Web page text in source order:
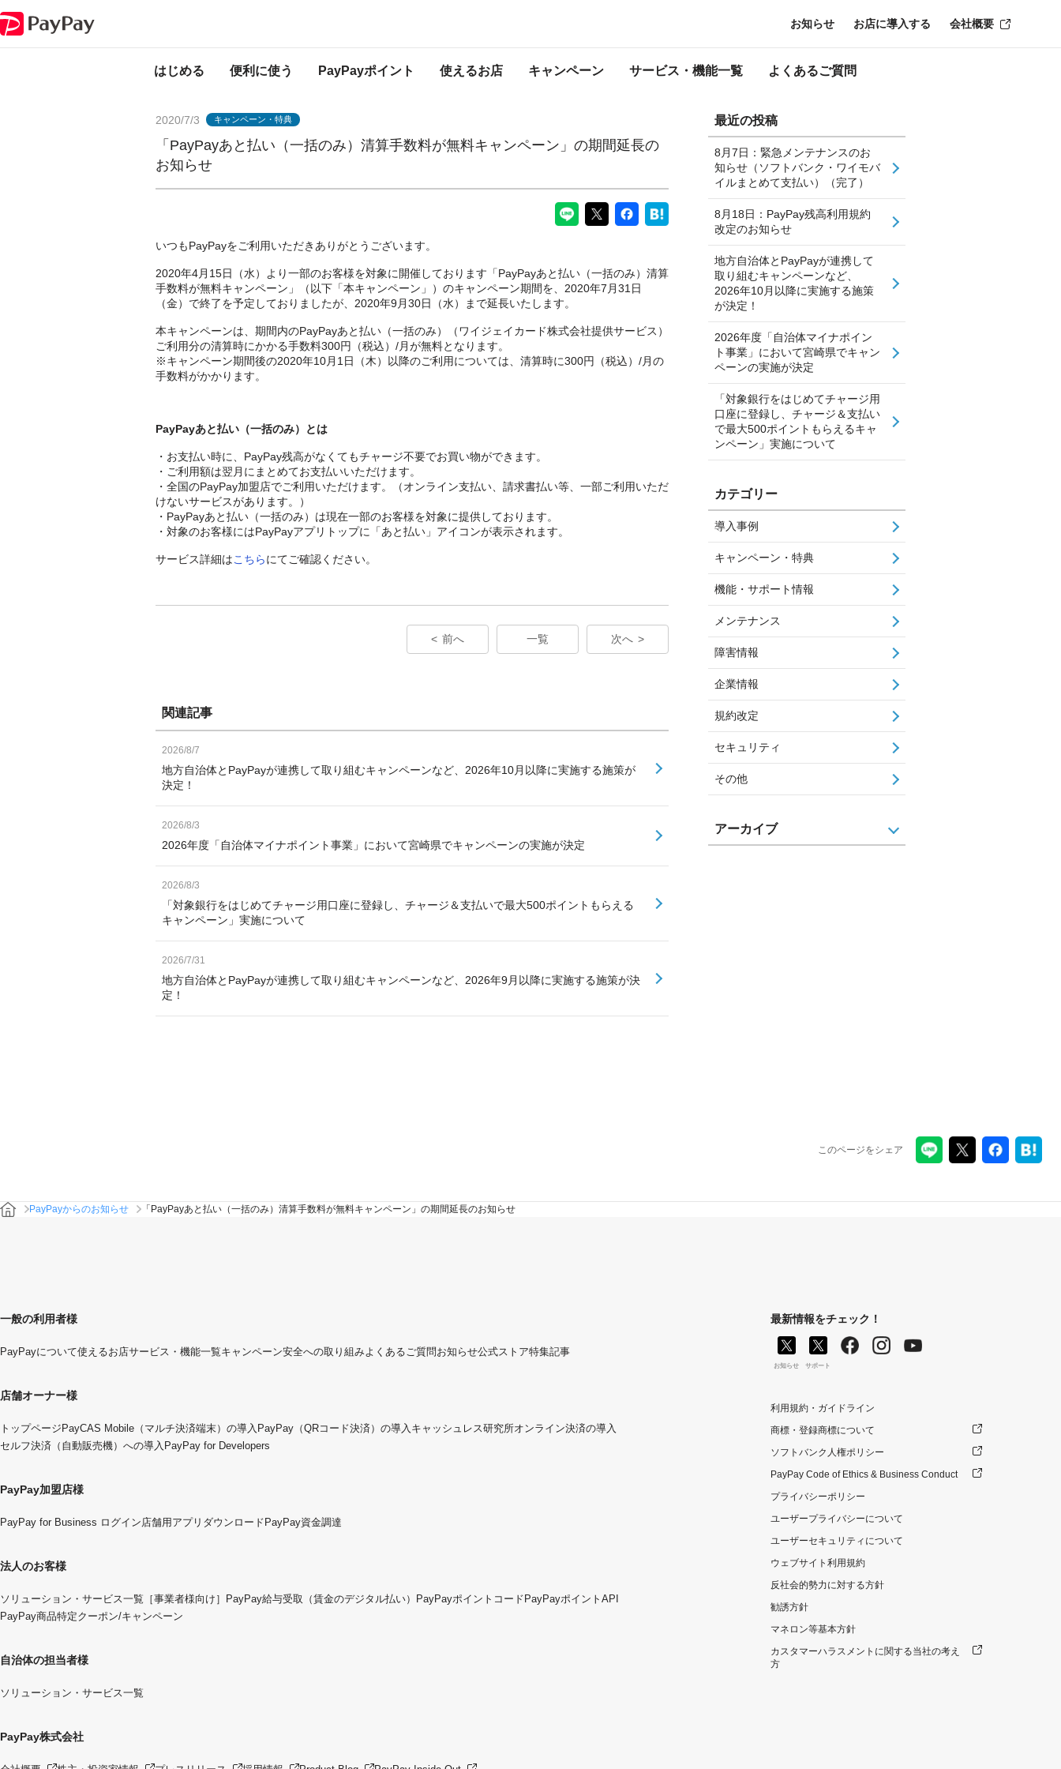
はじめる 便利に使う PayPayポイント 使えるお店 キャンペーン サービス・機能一覧 よくあるご質問
お知らせ お店に導入する 会社概要
PayPayからのお知らせ
2020/7/3 キャンペーン・特典
「PayPayあと払い（一括のみ）清算手数料が無料キャンペーン」の期間延長の
お知らせ
いつもPayPayをご利用いただきありがとうございます。
2020年4月15日（水）より一部のお客様を対象に開催しております「PayPayあと払い（一括のみ）清算
手数料が無料キャンペーン」（以下「本キャンペーン」）のキャンペーン期間を、2020年7月31日
（金）で終了を予定しておりましたが、2020年9月30日（水）まで延長いたします。
本キャンペーンは、期間内のPayPayあと払い（一括のみ）（ワイジェイカード株式会社提供サービス）
ご利用分の清算時にかかる手数料300円（税込）/月が無料となります。
※キャンペーン期間後の2020年10月1日（木）以降のご利用については、清算時に300円（税込）/月の
手数料がかかります。
PayPayあと払い（一括のみ）とは
・お支払い時に、PayPay残高がなくてもチャージ不要でお買い物ができます。
・ご利用額は翌月にまとめてお支払いいただけます。
・全国のPayPay加盟店でご利用いただけます。（オンライン支払い、請求書払い等、一部ご利用いただ
けないサービスがあります。）
・PayPayあと払い（一括のみ）は現在一部のお客様を対象に提供しております。
・対象のお客様にはPayPayアプリトップに「あと払い」アイコンが表示されます。
サービス詳細はこちらにてご確認ください。
前へ 一覧 次へ
関連記事
2026/8/7
地方自治体とPayPayが連携して取り組むキャンペーンなど、2026年10月以降に実施する施策が
決定！
2026/8/3
2026年度「自治体マイナポイント事業」において宮崎県でキャンペーンの実施が決定
2026/8/3
「対象銀行をはじめてチャージ用口座に登録し、チャージ＆支払いで最大500ポイントもらえる
キャンペーン」実施について
2026/7/31
地方自治体とPayPayが連携して取り組むキャンペーンなど、2026年9月以降に実施する施策が決
定！
最近の投稿
8月7日：緊急メンテナンスのお
知らせ（ソフトバンク・ワイモバ
イルまとめて支払い）（完了）
8月18日：PayPay残高利用規約
改定のお知らせ
地方自治体とPayPayが連携して
取り組むキャンペーンなど、
2026年10月以降に実施する施策
が決定！
2026年度「自治体マイナポイン
ト事業」において宮崎県でキャン
ペーンの実施が決定
「対象銀行をはじめてチャージ用
口座に登録し、チャージ＆支払い
で最大500ポイントもらえるキャ
ンペーン」実施について
カテゴリー
導入事例
キャンペーン・特典
機能・サポート情報
メンテナンス
障害情報
企業情報
規約改定
セキュリティ
その他
アーカイブ
このページをシェア
PayPayからのお知らせ 「PayPayあと払い（一括のみ）清算手数料が無料キャンペーン」の期間延長のお知らせ
一般の利用者様
PayPayについて使えるお店サービス・機能一覧キャンペーン安全への取り組みよくあるご質問お知らせ公式ストア特集記事
店舗オーナー様
トップページ PayCAS Mobile（マルチ決済端末）の導入 PayPay（QRコード決済）の導入 キャッシュレス研究所オンライン決済の導入
セルフ決済（自動販売機）への導入 PayPay for Developers
PayPay加盟店様
PayPay for Business ログイン 店舗用アプリダウンロード PayPay資金調達
法人のお客様
ソリューション・サービス一覧 ［事業者様向け］PayPay給与受取（賃金のデジタル払い） PayPayポイントコード PayPayポイントAPI
PayPay商品特定クーポン/キャンペーン
自治体の担当者様
ソリューション・サービス一覧
PayPay株式会社
最新情報をチェック！
お知らせ サポート
利用規約・ガイドライン
商標・登録商標について
ソフトバンク人権ポリシー
PayPay Code of Ethics & Business Conduct
プライバシーポリシー
ユーザープライバシーについて
ユーザーセキュリティについて
ウェブサイト利用規約
反社会的勢力に対する方針
勧誘方針
マネロン等基本方針
カスタマーハラスメントに関する当社の考え
方